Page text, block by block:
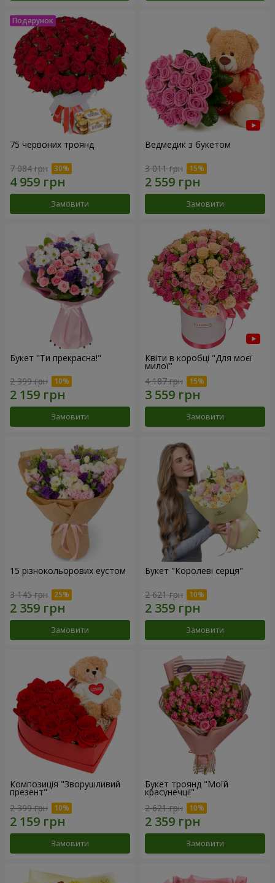
75 червоних троянд
7 084 грн
Замовити
Ведмедик з букетом
3 011 грн
Замовити
Букет "Ти прекрасна!"
2 399 грн
Замовити
Квіти в коробці "Для моєї
милої"
4 187 грн
Замовити
15 різнокольорових еустом
3 145 грн
Замовити
Букет "Королеві серця"
2 621 грн
Замовити
Композиція "Зворушливий
презент"
2 399 грн
Замовити
Букет троянд "Моїй
красунечці!"
2 621 грн
Замовити